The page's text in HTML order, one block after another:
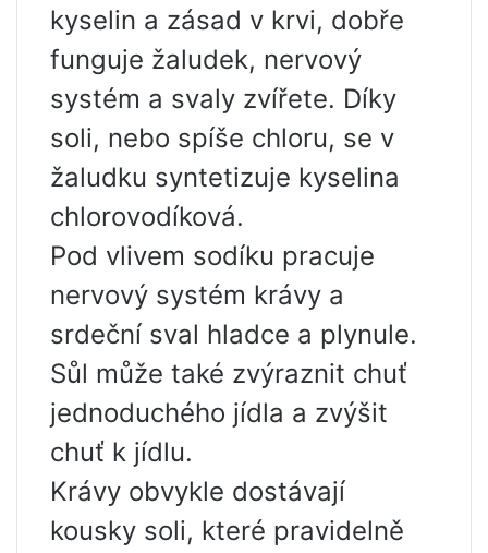
kyselin a zásad v krvi, dobře
funguje žaludek, nervový
systém a svaly zvířete. Díky
soli, nebo spíše chloru, se v
žaludku syntetizuje kyselina
chlorovodíková.
Pod vlivem sodíku pracuje
nervový systém krávy a
srdeční sval hladce a plynule.
Sůl může také zvýraznit chuť
jednoduchého jídla a zvýšit
chuť k jídlu.
Krávy obvykle dostávají
kousky soli, které pravidelně